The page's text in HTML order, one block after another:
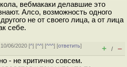
вебмакаки делавшие это
Алсо, возможность одного
не от своего лица, а от лица
себе.
06/2020 [^] [^^] [^^^] [ответить]
+ / –
- не критично совсем.